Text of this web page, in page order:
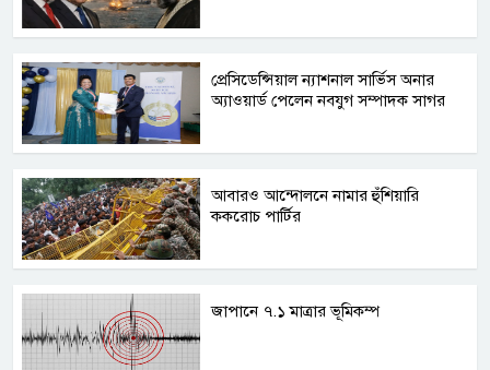
প্রেসিডেন্সিয়াল ন্যাশনাল সার্ভিস অনার
অ্যাওয়ার্ড পেলেন নবযুগ সম্পাদক সাগর
আবারও আন্দোলনে নামার হুঁশিয়ারি
ককরোচ পার্টির
জাপানে ৭.১ মাত্রার ভূমিকম্প